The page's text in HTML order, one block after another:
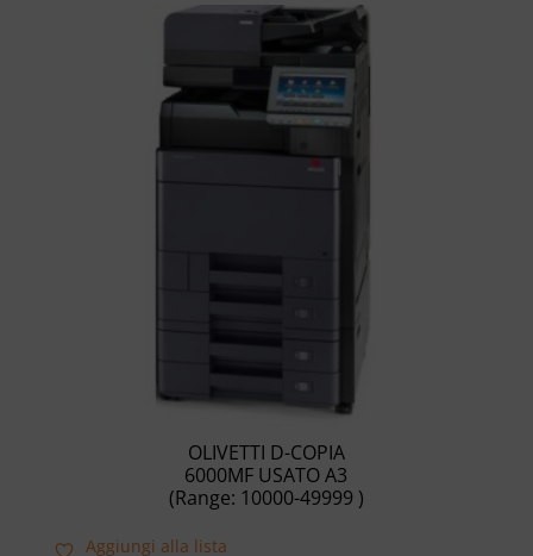
OLIVETTI D-COPIA
6000MF USATO A3
(Range: 10000-49999 )
Aggiungi alla lista